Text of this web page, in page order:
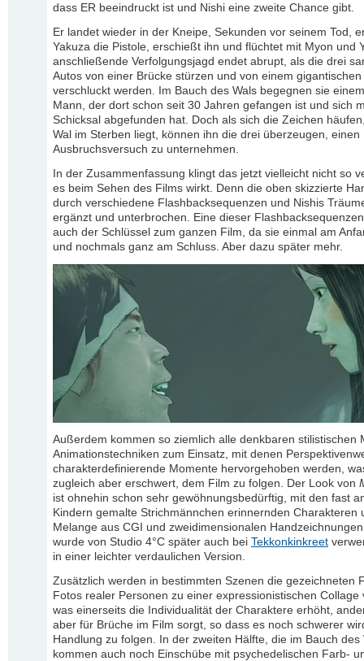
dass ER beeindruckt ist und Nishi eine zweite Chance gibt.
Er landet wieder in der Kneipe, Sekunden vor seinem Tod,
Yakuza die Pistole, erschießt ihn und flüchtet mit Myon und
anschließende Verfolgungsjagd endet abrupt, als die drei
Autos von einer Brücke stürzen und von einem gigantischen
verschluckt werden. Im Bauch des Wals begegnen sie
Mann, der dort schon seit 30 Jahren gefangen ist und sich
Schicksal abgefunden hat. Doch als sich die Zeichen
Wal im Sterben liegt, können ihn die drei überzeugen, einen
Ausbruchsversuch zu unternehmen.
In der Zusammenfassung klingt das jetzt vielleicht nicht so
es beim Sehen des Films wirkt. Denn die oben skizzierte
durch verschiedene Flashbacksequenzen und Nishis
ergänzt und unterbrochen. Eine dieser
auch der Schlüssel zum ganzen Film, da sie einmal am
und nochmals ganz am Schluss. Aber dazu später mehr.
Außerdem kommen so ziemlich alle denkbaren stilistischen
Animationstechniken zum Einsatz, mit denen
charakterdefinierende Momente hervorgehoben werden,
zugleich aber erschwert, dem Film zu folgen. Der Look von
ist ohnehin schon sehr gewöhnungsbedürftig, mit den fast
Kindern gemalte Strichmännchen erinnernden Charakteren
Melange aus CGI und zweidimensionalen
wurde von Studio 4°C später auch bei Tekkonkinkreet
in einer leichter verdaulichen Version.
Zusätzlich werden in bestimmten Szenen die gezeichneten
Fotos realer Personen zu einer expressionistischen Collage
was einerseits die Individualität der Charaktere erhöht,
aber für Brüche im Film sorgt, so dass es noch schwerer
Handlung zu folgen. In der zweiten Hälfte, die im Bauch des
kommen auch noch Einschübe mit psychedelischen Farb-